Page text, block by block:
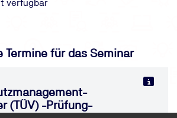
verfügbar
Termine für das Seminar
(TÜV) -Prüfung-